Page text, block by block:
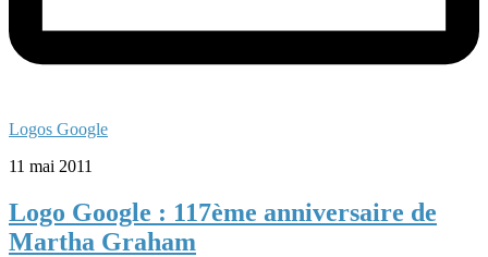
Logos Google
11 mai 2011
Logo Google : 117ème anniversaire de
Martha Graham